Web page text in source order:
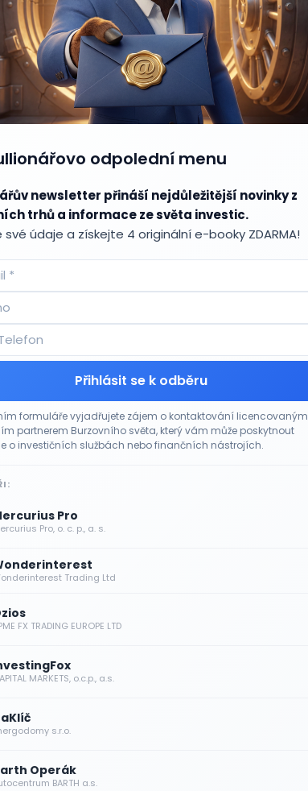
odpolední menu
newsletter přináší nejdůležitější novinky z
trhů a informace ze světa investic.
údaje a získejte 4 originální e-booky ZDARMA!
Přihlásit se k odběru
formuláře vyjadřujete zájem o kontaktování licencovaným
partnerem Burzovního světa, který vám může poskytnout
o investičních službách nebo finančních nástrojích.
Pro
Pro, o. c. p., a. s.
Trading Ltd
FX TRADING EUROPE LTD
MARKETS, o.c.p., a.s.
s.r.o.
Operák
BARTH a.s.